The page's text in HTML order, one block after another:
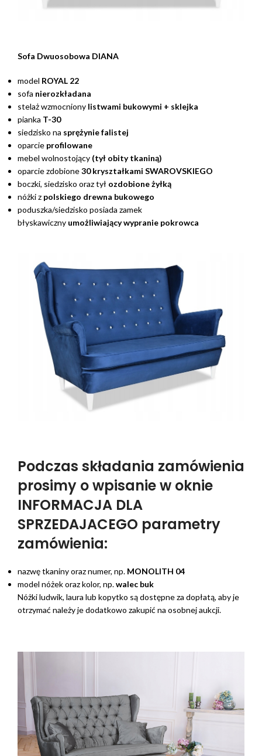
Sofa Dwuosobowa DIANA
model ROYAL 22
sofa nierozkładana
stelaż wzmocniony listwami bukowymi + sklejka
pianka T-30
siedzisko na sprężynie falistej
oparcie profilowane
mebel wolnostojący (tył obity tkaniną)
oparcie zdobione30 kryształkami SWAROVSKIEGO
boczki, siedzisko oraz tył ozdobione żyłką
nóżki z polskiego drewna bukowego
poduszka/siedzisko posiada zamek
błyskawiczny umożliwiający wypranie pokrowca
Podczas składania zamówienia
prosimy o wpisanie w oknie
INFORMACJA DLA
SPRZEDAJACEGO parametry
zamówienia:
nazwę tkaniny oraz numer, np. MONOLITH 04
model nóżek oraz kolor, np.walec buk
Nóżki ludwik, laura lub kopytko są dostępne za dopłatą, aby je
otrzymać należy je dodatkowo zakupić na osobnej aukcji.